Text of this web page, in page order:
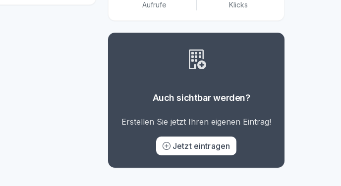
Aufrufe Klicks
Auch sichtbar werden?
Erstellen Sie jetzt Ihren eigenen Eintrag!
Jetzt eintragen